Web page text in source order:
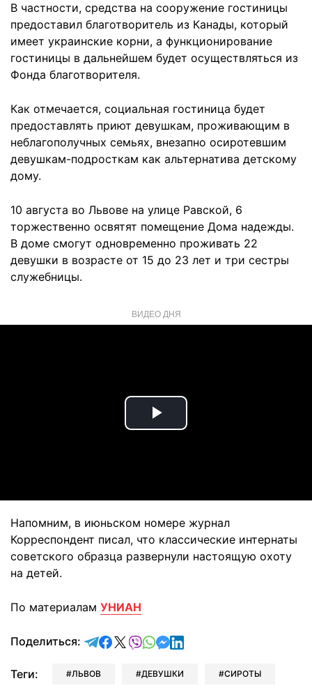
В частности, средства на сооружение гостиницы
предоставил благотворитель из Канады, который
имеет украинские корни, а функционирование
гостиницы в дальнейшем будет осуществляться из
Фонда благотворителя.
Как отмечается, социальная гостиница будет
предоставлять приют девушкам, проживающим в
неблагополучных семьях, внезапно осиротевшим
девушкам-подросткам как альтернатива детскому
дому.
10 августа во Львове на улице Равской, 6
торжественно освятят помещение Дома надежды.
В доме смогут одновременно проживать 22
девушки в возрасте от 15 до 23 лет и три сестры
служебницы.
ВИДЕО ДНЯ
Play
Напомним, в июньском номере журнал
Корреспондент писал, что классические интернаты
советского образца развернули настоящую охоту
на детей.
По материалам УНИАН
Поделиться: отправить в Telegram
поделиться в Facebook
поделиться в X
отправить в Viber
отправить в Whatsapp
отправить в Messenger
отправить в LinkedIn
Теги: ЛЬВОВ ДЕВУШКИ СИРОТЫ